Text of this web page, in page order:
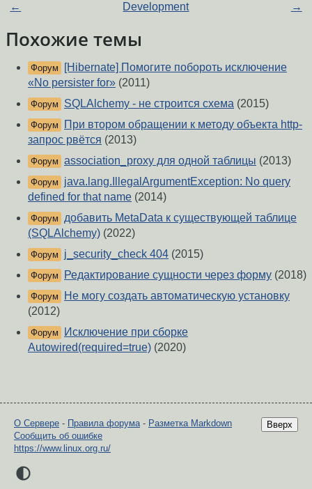
← Development →
Похожие темы
Форум
[Hibernate] Помогите побороть исключение
«No persister for» (2011)
Форум SQLAlchemy - не строится схема (2015)
Форум
При втором обращении к методу объекта http-
запрос рвётся (2013)
Форум association_proxy для одной таблицы (2013)
Форум
java.lang.IllegalArgumentException: No query
defined for that name (2014)
Форум
добавить MetaData к существующей таблице
(SQLAlchemy) (2022)
Форум j_security_check 404 (2015)
Форум Редактирование сущности через форму (2018)
Форум
Не могу создать автоматическую установку
(2012)
Форум
Исключение при сборке
Autowired(required=true) (2020)
Вверх
О Сервере - Правила форума- Разметка Markdown
Сообщить об ошибке
https://www.linux.org.ru/